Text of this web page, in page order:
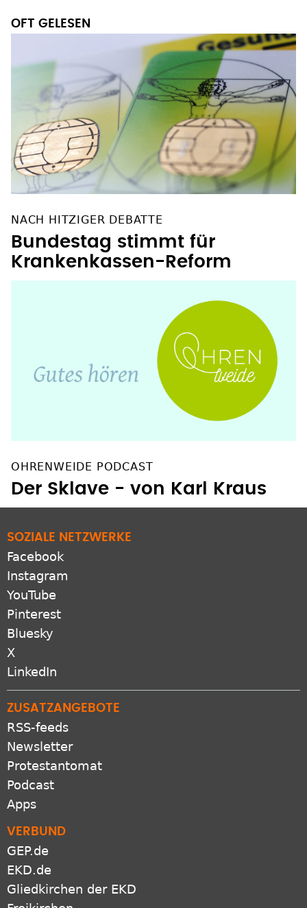
NACH HITZIGER DEBATTE
Bundestag stimmt für
Krankenkassen-Reform
Der Sklave - von Karl Kraus
SOZIALE NETZWERKE
Facebook
Instagram
Pinterest
Bluesky
X
LinkedIn
ZUSATZANGEBOTE
RSS-feeds
Newsletter
Protestantomat
Podcast
Apps
VERBUND
GEP.de
EKD.de
Freikirchen